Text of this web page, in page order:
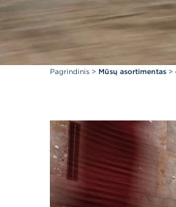
Pagrindinis > Mūsų asortimentas >